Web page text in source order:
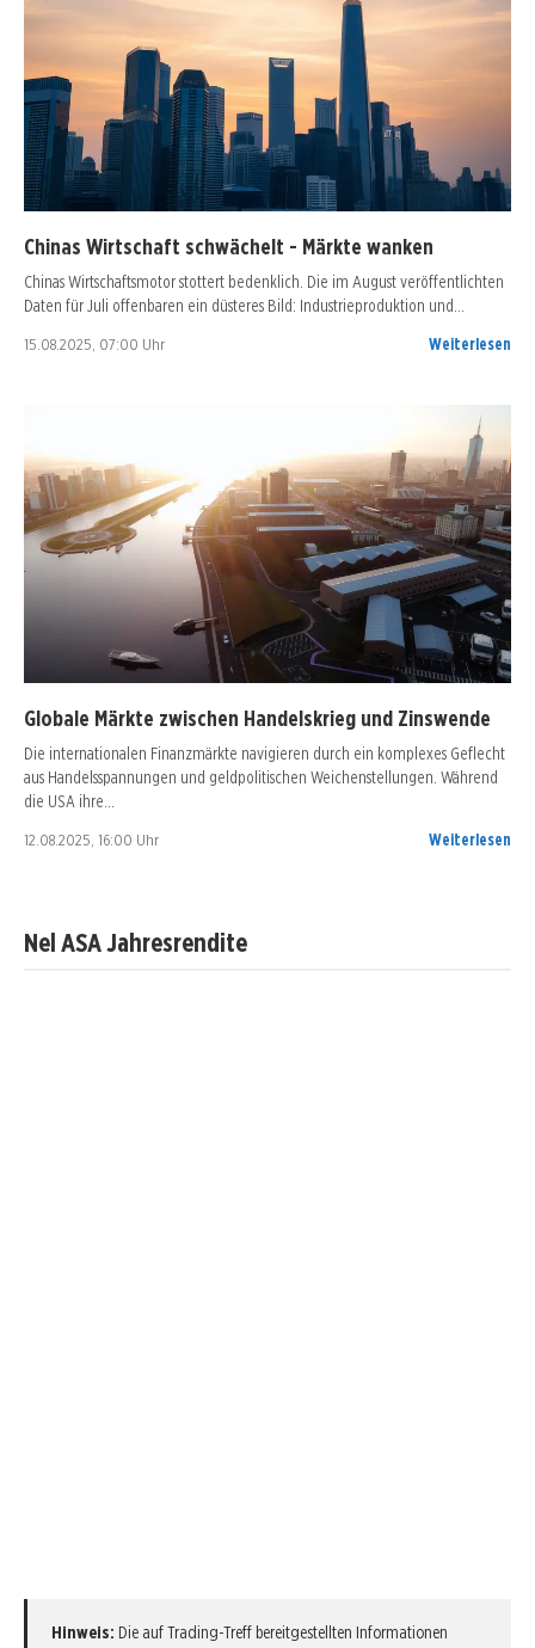
Chinas Wirtschaft schwächelt - Märkte wanken
Chinas Wirtschaftsmotor stottert bedenklich. Die im August veröffentlichten
Daten für Juli offenbaren ein düsteres Bild: Industrieproduktion und…
15.08.2025, 07:00 Uhr Weiterlesen
Globale Märkte zwischen Handelskrieg und Zinswende
Die internationalen Finanzmärkte navigieren durch ein komplexes Geflecht
aus Handelsspannungen und geldpolitischen Weichenstellungen. Während
die USA ihre…
12.08.2025, 16:00 Uhr Weiterlesen
Nel ASA Jahresrendite
Hinweis: Die auf Trading-Treff bereitgestellten Informationen